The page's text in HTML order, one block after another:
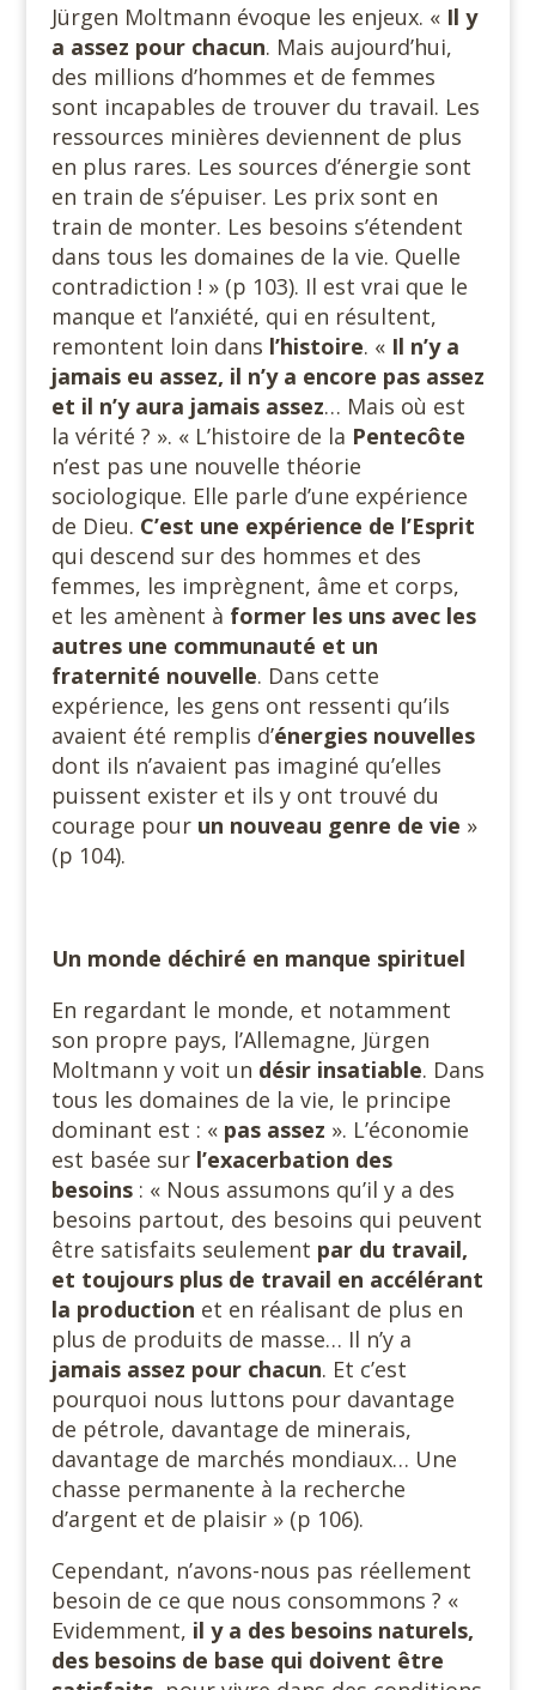
Jürgen Moltmann évoque les enjeux. « Il y
a assez pour chacun. Mais aujourd’hui,
des millions d’hommes et de femmes
sont incapables de trouver du travail. Les
ressources minières deviennent de plus
en plus rares. Les sources d’énergie sont
en train de s’épuiser. Les prix sont en
train de monter. Les besoins s’étendent
dans tous les domaines de la vie. Quelle
contradiction ! » (p 103). Il est vrai que le
manque et l’anxiété, qui en résultent,
remontent loin dans l’histoire. « Il n’y a
jamais eu assez, il n’y a encore pas assez
et il n’y aura jamais assez… Mais où est
la vérité ? ». « L’histoire de la Pentecôte
n’est pas une nouvelle théorie
sociologique. Elle parle d’une expérience
de Dieu. C’est une expérience de l’Esprit
qui descend sur des hommes et des
femmes, les imprègnent, âme et corps,
et les amènent à former les uns avec les
autres une communauté et un
fraternité nouvelle. Dans cette
expérience, les gens ont ressenti qu’ils
avaient été remplis d’énergies nouvelles
dont ils n’avaient pas imaginé qu’elles
puissent exister et ils y ont trouvé du
courage pour un nouveau genre de vie »
(p 104).
Un monde déchiré en manque spirituel
En regardant le monde, et notamment
son propre pays, l’Allemagne, Jürgen
Moltmann y voit un désir insatiable. Dans
tous les domaines de la vie, le principe
dominant est : « pas assez ». L’économie
est basée sur l’exacerbation des
besoins : « Nous assumons qu’il y a des
besoins partout, des besoins qui peuvent
être satisfaits seulement par du travail,
et toujours plus de travail en accélérant
la production et en réalisant de plus en
plus de produits de masse… Il n’y a
jamais assez pour chacun. Et c’est
pourquoi nous luttons pour davantage
de pétrole, davantage de minerais,
davantage de marchés mondiaux… Une
chasse permanente à la recherche
d’argent et de plaisir » (p 106).
Cependant, n’avons-nous pas réellement
besoin de ce que nous consommons ? «
Evidemment, il y a des besoins naturels,
des besoins de base qui doivent être